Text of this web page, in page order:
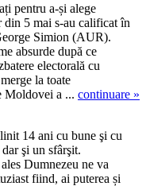
pentru a-și alege
din 5 mai s-au calificat în
Simion (AUR).
absurde după ce
electorală cu
la toate
a ... continuare »
14 ani cu bune şi cu
şi un sfârşit.
Dumnezeu ne va
fiind, ai puterea și